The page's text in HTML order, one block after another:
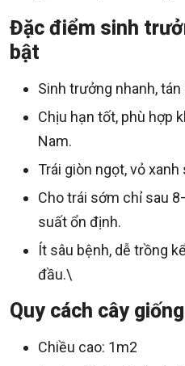
Đặc điểm sinh
bật
Sinh trưởng nhanh,
Chịu hạn tốt, phù hợp
Nam.
Trái giòn ngọt, vỏ
Cho trái sớm chỉ sau
suất ổn định.
Ít sâu bệnh, dễ trồng
đầu.\
Quy cách cây
Chiều cao: 1m2